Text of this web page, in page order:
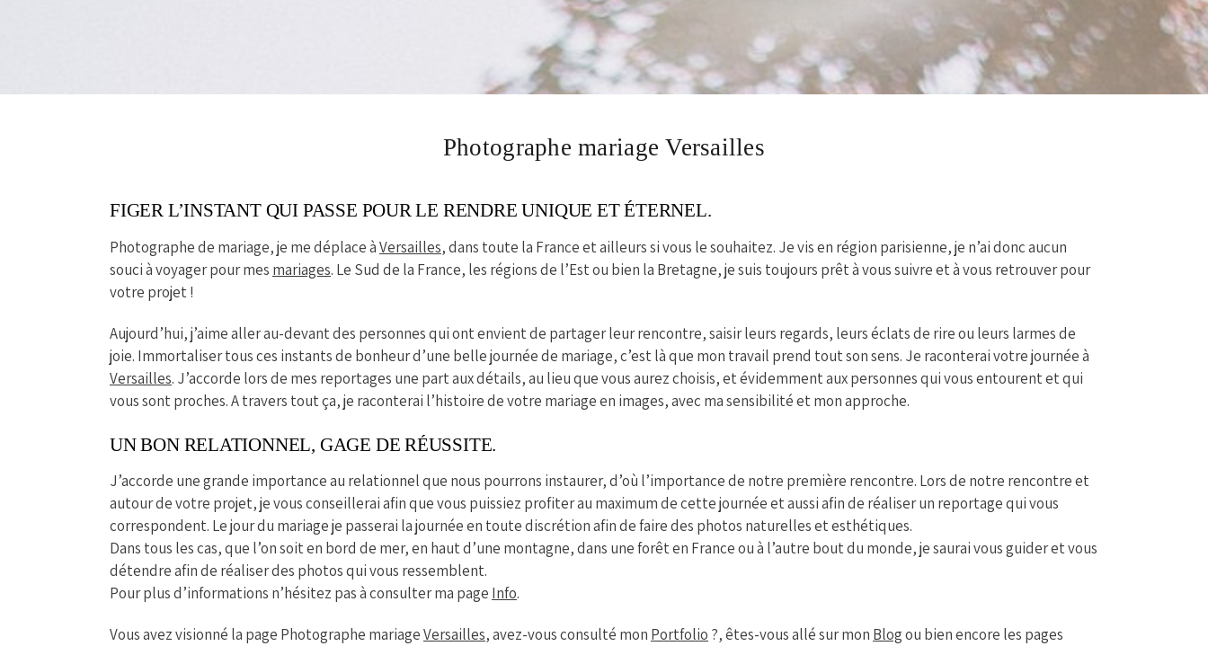
Photographe mariage Versailles
FIGER L’INSTANT QUI PASSE POUR LE RENDRE UNIQUE ET ÉTERNEL.
Photographe de mariage, je me déplace àVersailles, dans toute la France et ailleurs si vous le souhaitez. Je vis en région parisienne, je n’ai donc aucun
souci à voyager pour mes mariages. Le Sud de la France, les régions de l’Est ou bien la Bretagne, je suis toujours prêt à vous suivre et à vous retrouver pour
votre projet !
Aujourd’hui, j’aime aller au-devant des personnes qui ont envient de partager leur rencontre, saisir leurs regards, leurs éclats de rire ou leurs larmes de
joie. Immortaliser tous ces instants de bonheur d’une belle journée de mariage, c’est là que mon travail prend tout son sens. Je raconterai votre journée à
Versailles. J’accorde lors de mes reportages une part aux détails, au lieu que vous aurez choisis, et évidemment aux personnes qui vous entourent et qui
vous sont proches. A travers tout ça, je raconterai l’histoire de votre mariage en images, avec ma sensibilité et mon approche.
UN BON RELATIONNEL, GAGE DE RÉUSSITE.
J’accorde une grande importance au relationnel que nous pourrons instaurer, d’où l’importance de notre première rencontre. Lors de notre rencontre et
autour de votre projet, je vous conseillerai afin que vous puissiez profiter au maximum de cette journée et aussi afin de réaliser un reportage qui vous
correspondent. Le jour du mariage je passerai la journée en toute discrétion afin de faire des photos naturelles et esthétiques.
Dans tous les cas, que l’on soit en bord de mer, en haut d’une montagne, dans une forêt en France ou à l’autre bout du monde, je saurai vous guider et vous
détendre afin de réaliser des photos qui vous ressemblent.
Pour plus d’informations n’hésitez pas à consulter ma page Info.
Vous avez visionné la page Photographe mariageVersailles, avez-vous consulté mon Portfolio ?, êtes-vous allé sur mon Blogou bien encore les pages